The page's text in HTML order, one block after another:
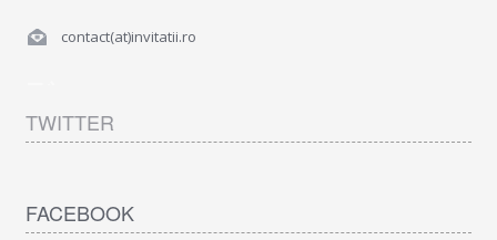
contact(at)invitatii.ro
TWITTER
FACEBOOK